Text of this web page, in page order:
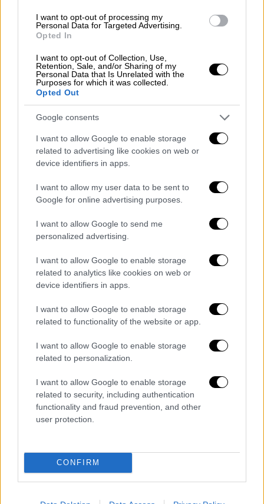
I want to opt-out of processing my
Personal Data for Targeted Advertising.
Opted In
I want to opt-out of Collection, Use,
Retention, Sale, and/or Sharing of my
Personal Data that Is Unrelated with the
Purposes for which it was collected.
Opted Out
Google consents
I want to allow Google to enable storage
related to advertising like cookies on web or
device identifiers in apps.
I want to allow my user data to be sent to
Google for online advertising purposes.
I want to allow Google to send me
personalized advertising.
I want to allow Google to enable storage
related to analytics like cookies on web or
device identifiers in apps.
I want to allow Google to enable storage
related to functionality of the website or app.
I want to allow Google to enable storage
related to personalization.
I want to allow Google to enable storage
related to security, including authentication
functionality and fraud prevention, and other
user protection.
CONFIRM
δελτίο οι μαθητές - Αναλυτικά τα βήματα
Πολιτική|26.06.2020 22:12
Κεραμέως για πανελλήνιες: Τότε
βγαίνουν οι βαθμολογίες
Σύμφωνα με την υπουργό Παιδείας οι
Ιουλίου
Lifestyle|22.06.2020 01:54
Πανελλαδικές 2020: Επτά νέοι